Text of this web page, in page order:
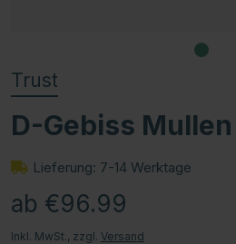
Trust
D-Gebiss Mullen
Lieferung: 7-14 Werktage
ab €96.99
Inkl. MwSt., zzgl. Versand